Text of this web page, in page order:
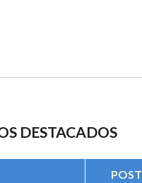
DESTACADOS
POST